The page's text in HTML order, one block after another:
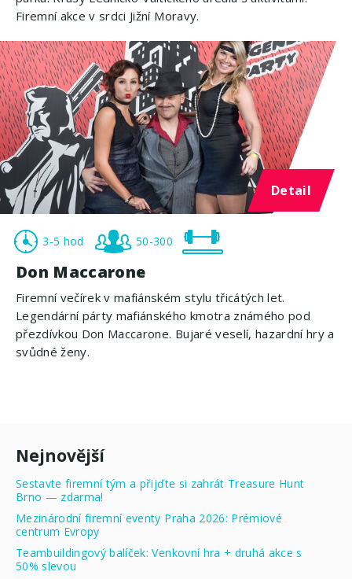
Firemní akce v srdci Jižní Moravy.
Detail
3-5 hod 50-300
Don Maccarone
Firemní večírek v mafiánském stylu třicátých let.
Legendární párty mafiánského kmotra známého pod
přezdívkou Don Maccarone. Bujaré veselí, hazardní hry a
svůdné ženy.
Nejnovější
Sestavte firemní tým a přijďte si zahrát Treasure Hunt
Brno — zdarma!
Mezinárodní firemní eventy Praha 2026: Prémiové
centrum Evropy
Teambuildingový balíček: Venkovní hra + druhá akce s
50% slevou